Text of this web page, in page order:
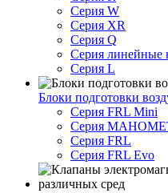
Серия W
Серия XR
Серия Q
Серия линейные
Серия L
Блоки подготовки
Серия FRL Mini
Серия
Серия FRL
Серия FRL Evo